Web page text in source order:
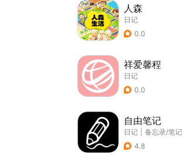
人森
日记
0.0
祥爱馨程
日记
0.0
自由笔记
日记
备忘录/笔记
4.8